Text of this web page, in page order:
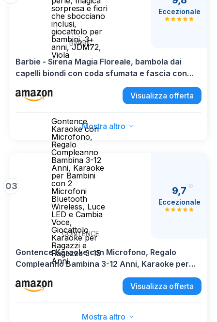
sorpresa e fiori
che sbocciano
inclusi,
giocattolo per
bambini, 3+
anni, JDM72,
Viola
BARBIE
Eccezionale
Barbie - Sirena Magia Floreale, bambola dai
capelli biondi con coda sfumata e fascia con
perle, magica sorpresa e fiori che sbocciano
inclusi, giocattolo per bambini, 3+ anni, JDM72,
Visualizza offerta
Mostra altro
03
Gontence
Karaoke con
Microfono,
Regalo
Compleanno
Bambina 3-12
Anni, Karaoke
per Bambini
con 2
Microfoni
Bluetooth
Wireless, Luce
LED e Cambia
Voce,
Giocattolo
Karaoke per
Ragazzi e
Ragazze 3-15
Anni
GONTENCE
9,7
Eccezionale
Gontence Karaoke con Microfono, Regalo
Compleanno Bambina 3-12 Anni, Karaoke per
Bambini con 2 Microfoni Bluetooth Wireless,
Luce LED e Cambia Voce, Giocattolo Karaoke
Visualizza offerta
Mostra altro